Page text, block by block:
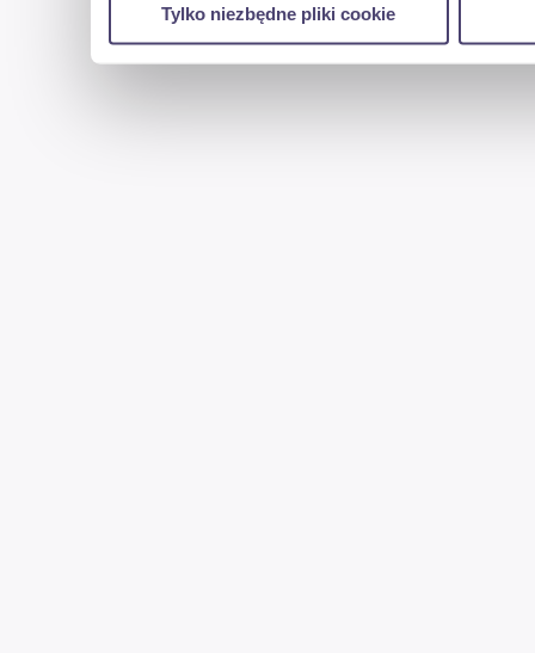
reklamowym i analitycznym. Partnerzy mogą
uzyskanymi podczas korzystania z ich usług.
Tylko niezbędne pliki cookie